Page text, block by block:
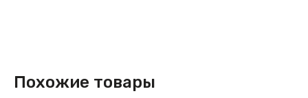
Похожие товары